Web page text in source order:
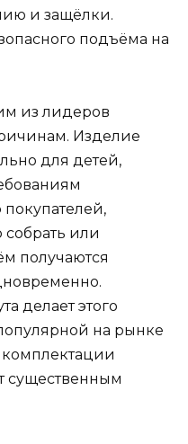
и защёлки.
подъёма на
из лидеров
Изделие
для детей,
собрать или
получаются
делает этого
на рынке
комплектации
существенным